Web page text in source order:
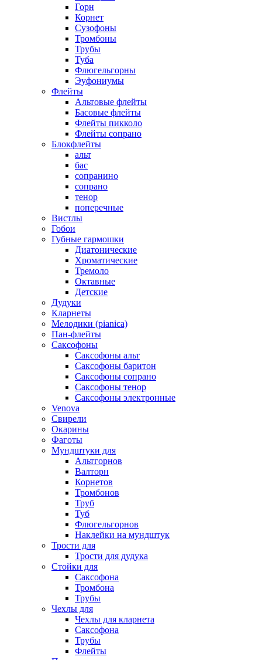
Горн
Корнет
Сузофоны
Тромбоны
Трубы
Туба
Флюгельгорны
Эуфониумы
Флейты
Альтовые флейты
Басовые флейты
Флейты пикколо
Флейты сопрано
Блокфлейты
альт
бас
сопранино
сопрано
тенор
поперечные
Вистлы
Гобои
Губные гармошки
Диатонические
Хроматические
Тремоло
Октавные
Детские
Дудуки
Кларнеты
Мелодики (pianica)
Пан-флейты
Саксофоны
Саксофоны альт
Саксофоны баритон
Саксофоны сопрано
Саксофоны тенор
Саксофоны электронные
Venova
Свирели
Окарины
Фаготы
Мундштуки для
Альтгорнов
Валторн
Корнетов
Тромбонов
Труб
Туб
Флюгельгорнов
Наклейки на мундштук
Трости для
Трости для дудука
Стойки для
Саксофона
Тромбона
Трубы
Чехлы для
Чехлы для кларнета
Саксофона
Трубы
Флейты